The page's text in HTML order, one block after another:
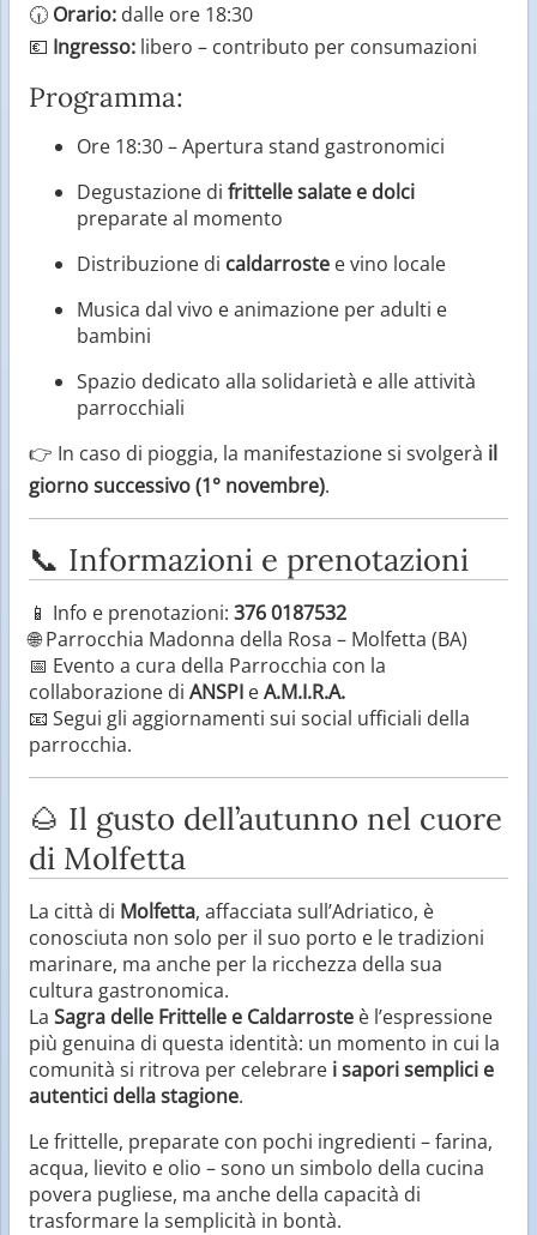
🕡 Orario: dalle ore 18:30
💶 Ingresso: libero – contributo per consumazioni
Programma:
Ore 18:30 – Apertura stand gastronomici
Degustazione di frittelle salate e dolci
preparate al momento
Distribuzione di caldarroste e vino locale
Musica dal vivo e animazione per adulti e
bambini
Spazio dedicato alla solidarietà e alle attività
parrocchiali
👉 In caso di pioggia, la manifestazione si svolgerà il
giorno successivo (1° novembre).
📞 Informazioni e prenotazioni
📱 Info e prenotazioni: 376 0187532
🌐 Parrocchia Madonna della Rosa – Molfetta (BA)
📅 Evento a cura della Parrocchia con la
collaborazione di ANSPI eA.M.I.R.A.
📧 Segui gli aggiornamenti sui social ufficiali della
parrocchia.
🌰 Il gusto dell’autunno nel cuore
di Molfetta
La città di Molfetta, affacciata sull’Adriatico, è
conosciuta non solo per il suo porto e le tradizioni
marinare, ma anche per la ricchezza della sua
cultura gastronomica.
La Sagra delle Frittelle e Caldarroste è l’espressione
più genuina di questa identità: un momento in cui la
comunità si ritrova per celebrare i sapori semplici e
autentici della stagione.
Le frittelle, preparate con pochi ingredienti – farina,
acqua, lievito e olio – sono un simbolo della cucina
povera pugliese, ma anche della capacità di
trasformare la semplicità in bontà.